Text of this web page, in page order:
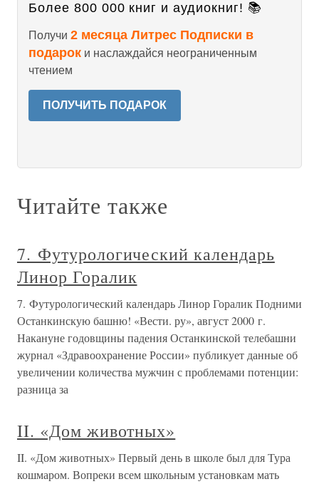
Более 800 000 книг и аудиокниг! 📚
Получи 2 месяца Литрес Подписки в
подарок и наслаждайся неограниченным
чтением
ПОЛУЧИТЬ ПОДАРОК
Читайте также
7. Футурологический календарь
Линор Горалик
7. Футурологический календарь Линор Горалик Подними
Останкинскую башню! «Вести. ру», август 2000 г.
Накануне годовщины падения Останкинской телебашни
журнал «Здравоохранение России» публикует данные об
увеличении количества мужчин с проблемами потенции:
разница за
II. «Дом животных»
II. «Дом животных» Первый день в школе был для Тура
кошмаром. Вопреки всем школьным установкам мать